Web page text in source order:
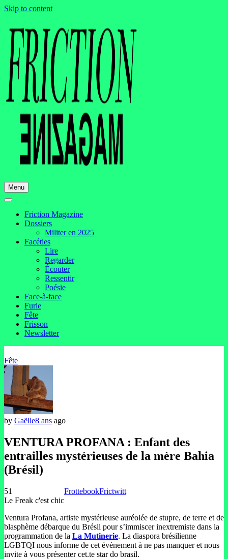
Skip to content
Menu
Friction Magazine
Dossiers
Militer en 2025
Facéties
Lire
Regarder
Écouter
Ressentir
Poésie
Face-à-face
Furie
Fête
Frisson
Newsletter
Fête
by Gaëlle8 ans ago
VENTURA PROFANA : Enfant des
entrailles mystérieuses de la mère Bahia
(Brésil)
51
Le Freak c'est chic
FrottebookFrictwitt
Ventura Profana, artiste mystérieuse auréolée de stupre, de terre et de
blasphème débarque du Brésil pour s’immiscer inextremiste dans la
programmation de la La Mutinerie. La diaspora brésilienne
LGBTQI nous informe de cet événement à ne pas manquer et nous
invite à vous présenter cet.te star do brasil.